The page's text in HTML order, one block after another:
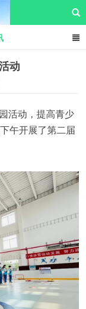
交流club
动
活动，提高青少
午开展了第二届